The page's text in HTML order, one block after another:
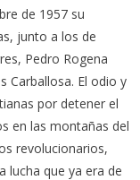
de 1957 su
junto a los de
Pedro Rogena
Carballosa. El odio y
por detener el
en las montañas del
revolucionarios,
lucha que ya era de